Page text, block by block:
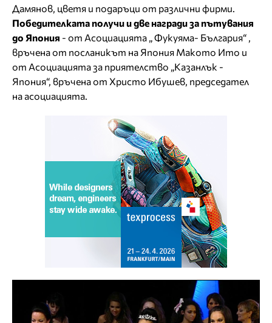
Дамянов, цветя и подаръци от различни фирми.
Победителката получи и две награди за пътувания
до Япония - от Асоциацията „ Фукуяма- България“ ,
връчена от посланикът на Япония Макото Ито и
от Асоциацията за приятелство „Казанлък -
Япония“, връчена от Христо Ибушев, председател
на асоциацията.